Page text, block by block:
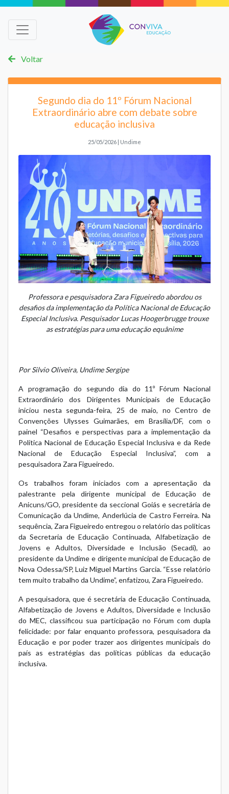
Voltar
Segundo dia do 11º Fórum Nacional
Extraordinário abre com debate sobre
educação inclusiva
25/05/2026 | Undime
Professora e pesquisadora Zara Figueiredo abordou os
desafios da implementação da Política Nacional de Educação
Especial Inclusiva. Pesquisador Lucas Hoogerbrugge trouxe
as estratégias para uma educação equânime
Por Silvio Oliveira, Undime Sergipe
A programação do segundo dia do 11º Fórum Nacional
Extraordinário dos Dirigentes Municipais de Educação
iniciou nesta segunda-feira, 25 de maio, no Centro de
Convenções Ulysses Guimarães, em Brasília/DF, com o
painel “Desafios e perspectivas para a implementação da
Política Nacional de Educação Especial Inclusiva e da Rede
Nacional de Educação Especial Inclusiva”, com a
pesquisadora Zara Figueiredo.
Os trabalhos foram iniciados com a apresentação da
palestrante pela dirigente municipal de Educação de
Anicuns/GO, presidente da seccional Goiás e secretária de
Comunicação da Undime, Anderlúcia de Castro Ferreira. Na
sequência, Zara Figueiredo entregou o relatório das políticas
da Secretaria de Educação Continuada, Alfabetização de
Jovens e Adultos, Diversidade e Inclusão (Secadi), ao
presidente da Undime e dirigente municipal de Educação de
Nova Odessa/SP, Luiz Miguel Martins Garcia. “Esse relatório
tem muito trabalho da Undime”, enfatizou, Zara Figueiredo.
A pesquisadora, que é secretária de Educação Continuada,
Alfabetização de Jovens e Adultos, Diversidade e Inclusão
do MEC, classificou sua participação no Fórum com dupla
felicidade: por falar enquanto professora, pesquisadora da
Educação e por poder trazer aos dirigentes municipais do
país as estratégias das políticas públicas da educação
inclusiva.